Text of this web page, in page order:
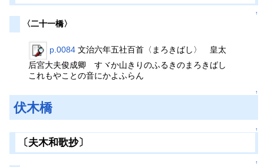
↑
〈二十一橋〉
p.0084 文治六年五社百首〈まろきばし〉 皇太
后宮大夫俊成卿 すヾか山きりのふるきのまろきばし
これもやことの音にかよふらん
↑
伏木橋
↑
〔夫木和歌抄〕
↑